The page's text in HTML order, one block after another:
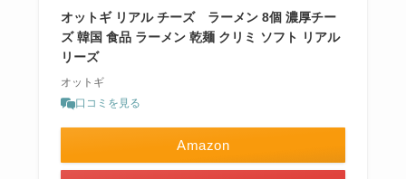
オットギ リアル チーズ ラーメン 8個 濃厚チー
ズ 韓国 食品 ラーメン 乾麺 クリミ ソフト リアル
リーズ
オットギ
口コミを見る
Amazon